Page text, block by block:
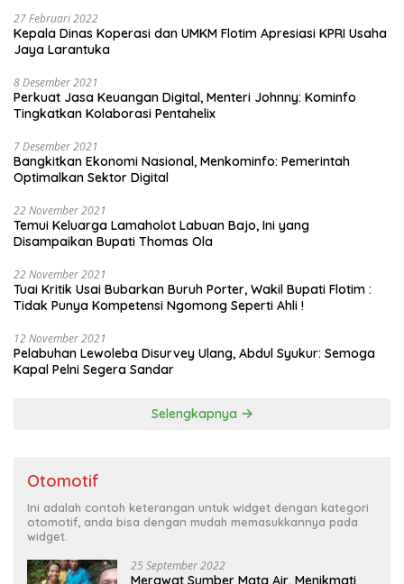
27 Februari 2022
Kepala Dinas Koperasi dan UMKM Flotim Apresiasi KPRI Usaha
Jaya Larantuka
8 Desember 2021
Perkuat Jasa Keuangan Digital, Menteri Johnny: Kominfo
Tingkatkan Kolaborasi Pentahelix
7 Desember 2021
Bangkitkan Ekonomi Nasional, Menkominfo: Pemerintah
Optimalkan Sektor Digital
22 November 2021
Temui Keluarga Lamaholot Labuan Bajo, Ini yang
Disampaikan Bupati Thomas Ola
22 November 2021
Tuai Kritik Usai Bubarkan Buruh Porter, Wakil Bupati Flotim :
Tidak Punya Kompetensi Ngomong Seperti Ahli !
12 November 2021
Pelabuhan Lewoleba Disurvey Ulang, Abdul Syukur: Semoga
Kapal Pelni Segera Sandar
Selengkapnya
Otomotif
Ini adalah contoh keterangan untuk widget dengan kategori
otomotif, anda bisa dengan mudah memasukkannya pada
widget.
25 September 2022